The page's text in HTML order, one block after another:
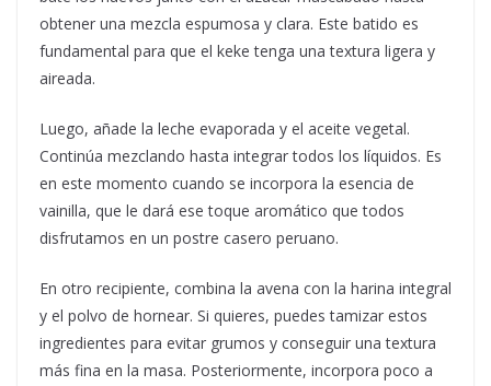
obtener una mezcla espumosa y clara. Este batido es
fundamental para que el keke tenga una textura ligera y
aireada.
Luego, añade la leche evaporada y el aceite vegetal.
Continúa mezclando hasta integrar todos los líquidos. Es
en este momento cuando se incorpora la esencia de
vainilla, que le dará ese toque aromático que todos
disfrutamos en un postre casero peruano.
En otro recipiente, combina la avena con la harina integral
y el polvo de hornear. Si quieres, puedes tamizar estos
ingredientes para evitar grumos y conseguir una textura
más fina en la masa. Posteriormente, incorpora poco a